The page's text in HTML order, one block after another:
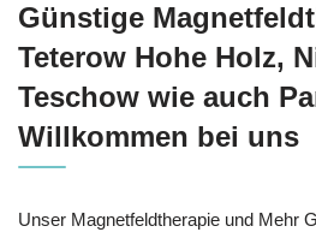
Günstige
Teterow Hohe Holz,
Teschow wie auch
Willkommen bei uns
Unser Magnetfeldtherapie und Mehr